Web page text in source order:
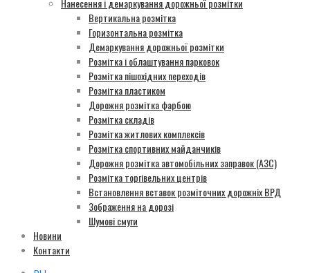
Нанесення і демаркування дорожньої розмітки
Вертикальна розмітка
Горизонтальна розмітка
Демаркування дорожньої розмітки
Розмітка і облаштування парковок
Розмітка пішохідних переходів
Розмітка пластиком
Дорожня розмітка фарбою
Розмітка складів
Розмітка житлових комплексів
Розмітка спортивних майданчиків
Дорожня розмітка автомобільних заправок (АЗС)
Розмітка торгівельних центрів
Встановлення вставок розміточних дорожніх ВРД
Зображення на дорозі
Шумові смуги
Новини
Контакти